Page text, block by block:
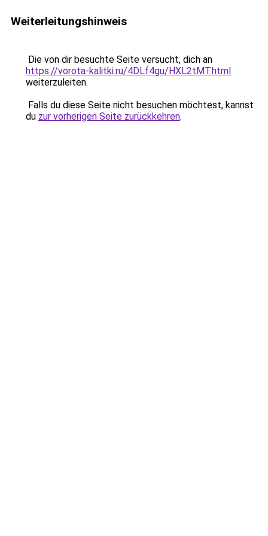
Weiterleitungshinweis
Die von dir besuchte Seite versucht, dich an
https://vorota-kalitki.ru/4DLf4gu/HXL2tMT.html
weiterzuleiten.
Falls du diese Seite nicht besuchen möchtest, kannst
du zur vorherigen Seite zurückkehren.